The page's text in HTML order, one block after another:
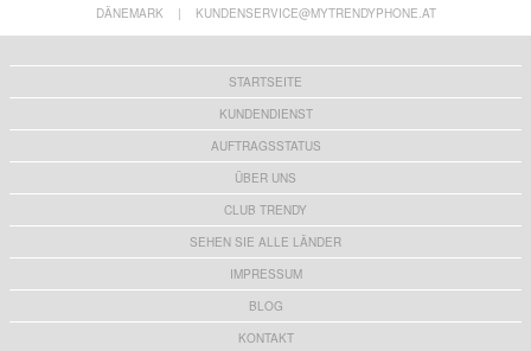
DÄNEMARK
| KUNDENSERVICE@MYTRENDYPHONE.AT
STARTSEITE
KUNDENDIENST
AUFTRAGSSTATUS
ÜBER UNS
CLUB TRENDY
SEHEN SIE ALLE LÄNDER
IMPRESSUM
BLOG
KONTAKT